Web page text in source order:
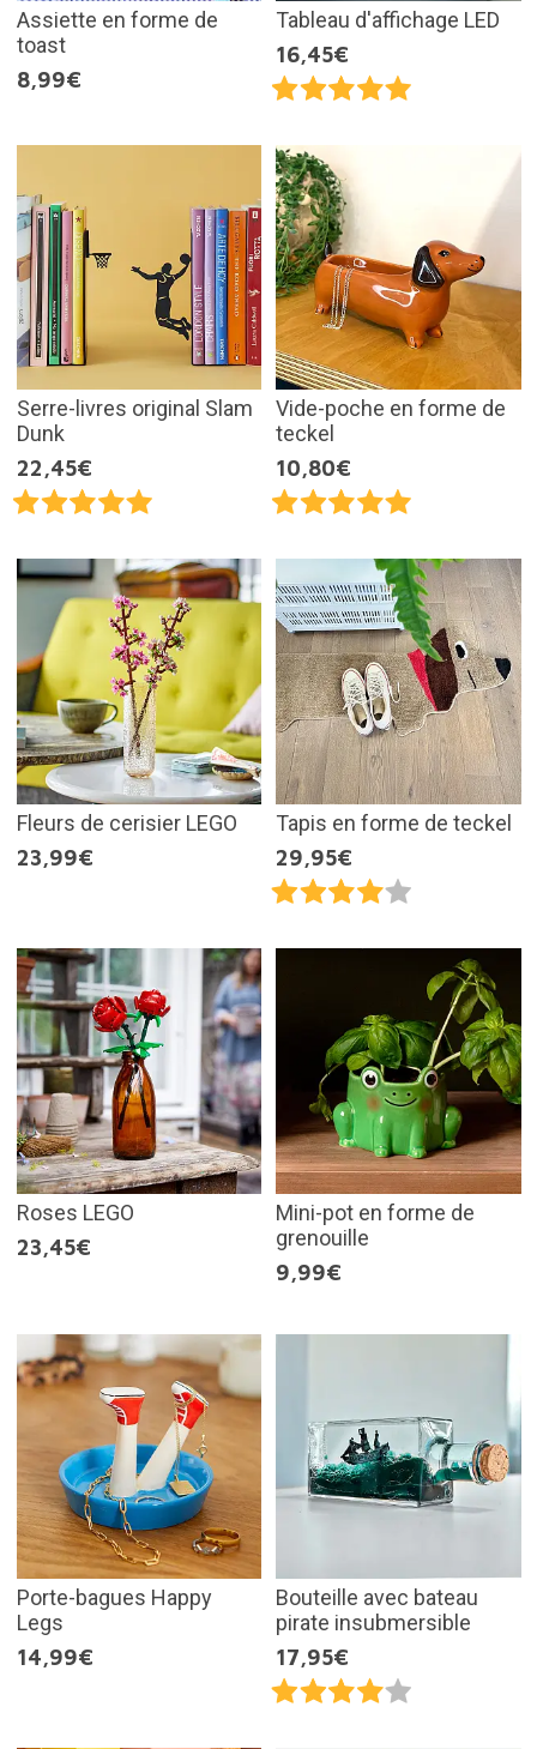
Assiette en forme de
toast
8,99€
Tableau d'affichage LED
16,45€
Serre-livres original Slam
Dunk
22,45€
Vide-poche en forme de
teckel
10,80€
Fleurs de cerisier LEGO
23,99€
Tapis en forme de teckel
29,95€
Roses LEGO
23,45€
Mini-pot en forme de
grenouille
9,99€
Porte-bagues Happy
Legs
14,99€
Bouteille avec bateau
pirate insubmersible
17,95€